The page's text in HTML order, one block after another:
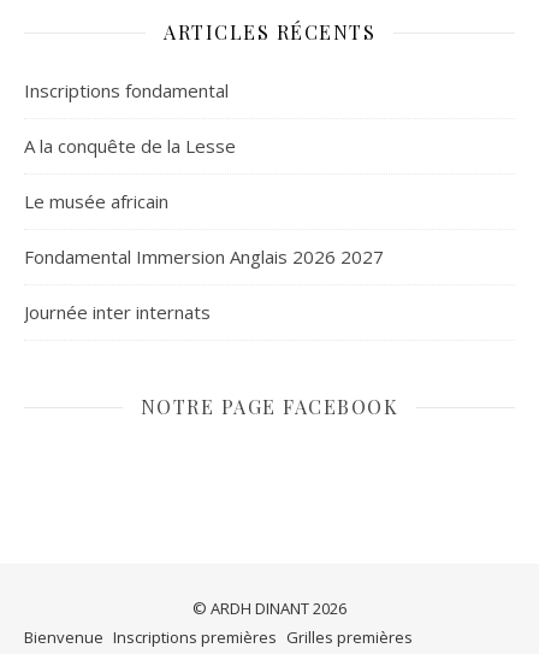
ARTICLES RÉCENTS
Inscriptions fondamental
A la conquête de la Lesse
Le musée africain
Fondamental Immersion Anglais 2026 2027
Journée inter internats
NOTRE PAGE FACEBOOK
© ARDH DINANT 2026
Bienvenue Inscriptions premières Grilles premières